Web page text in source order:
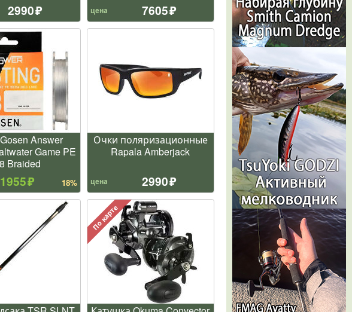
2990 цена 7605
Answer
Game PE
Braided
1955 18%
Очки поляризационные
Rapala Amberjack
цена 2990
По карте